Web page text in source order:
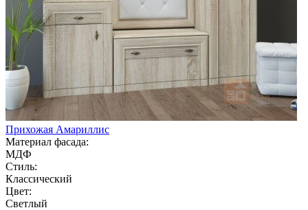
Прихожая Амариллис
Материал фасада:
МДФ
Стиль:
Классический
Цвет:
Светлый